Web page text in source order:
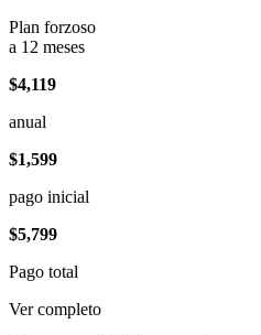
Plan forzoso
a 12 meses
$4,119
anual
$1,599
pago inicial
$5,799
Pago total
Ver completo